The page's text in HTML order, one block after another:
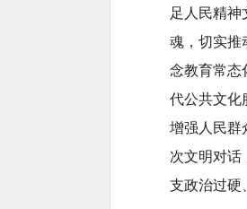
足人民精
魂，切实推
念教育常态
代公共文化
增强人民群
次文明对话
支政治过硬